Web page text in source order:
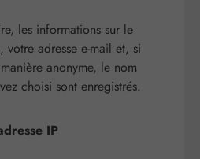
les informations sur le
votre adresse e-mail et, si
anonyme, le nom
choisi sont enregistrés.
IP